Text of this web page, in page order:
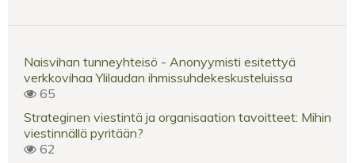
Naisvihan tunneyhteisö - Anonyymisti esitettyä
verkkovihaa Ylilaudan ihmissuhdekeskusteluissa
65
Strateginen viestintä ja organisaation tavoitteet: Mihin
viestinnällä pyritään?
62